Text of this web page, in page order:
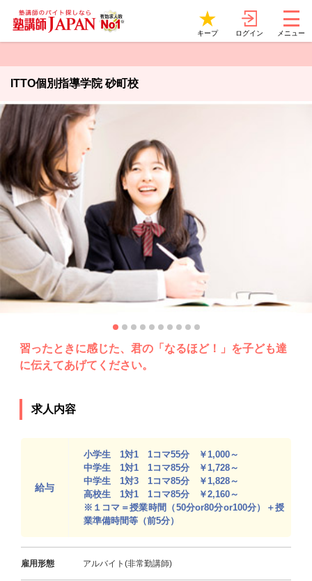
キープ ログイン メニュー
ITTO個別指導学院 砂町校
習ったときに感じた、君の「なるほど！」を子ども達
に伝えてあげてください。
求人内容
給与
小学生 1対1 1コマ55分 ￥1,000～
中学生 1対1 1コマ85分 ￥1,728～
中学生 1対3 1コマ85分 ￥1,828～
高校生 1対1 1コマ85分 ￥2,160～
※１コマ＝授業時間（50分or80分or100分）＋授
業準備時間等（前5分）
雇用形態 アルバイト(非常勤講師)